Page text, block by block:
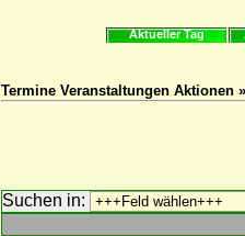
Aktueller Tag
Termine Veranstaltungen Aktionen
Suchen in: